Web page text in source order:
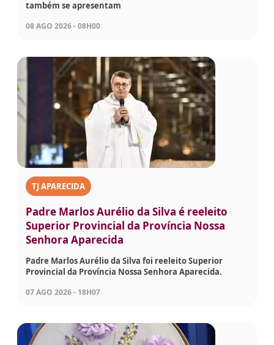
também se apresentam
08 AGO 2026 - 08H00
TJ APARECIDA
Padre Marlos Aurélio da Silva é reeleito
Superior Provincial da Província Nossa
Senhora Aparecida
Padre Marlos Aurélio da Silva foi reeleito Superior
Provincial da Província Nossa Senhora Aparecida.
07 AGO 2026 - 18H07